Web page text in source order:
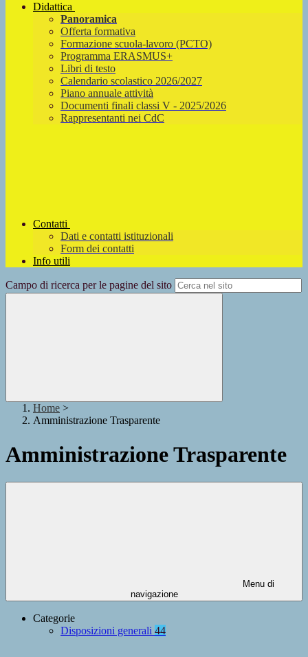
Didattica
Panoramica
Offerta formativa
Formazione scuola-lavoro (PCTO)
Programma ERASMUS+
Libri di testo
Calendario scolastico 2026/2027
Piano annuale attività
Documenti finali classi V - 2025/2026
Rappresentanti nei CdC
Contatti
Dati e contatti istituzionali
Form dei contatti
Info utili
Campo di ricerca per le pagine del sito
Home >
Amministrazione Trasparente
Amministrazione Trasparente
Menu di
navigazione
Categorie
Disposizioni generali 44